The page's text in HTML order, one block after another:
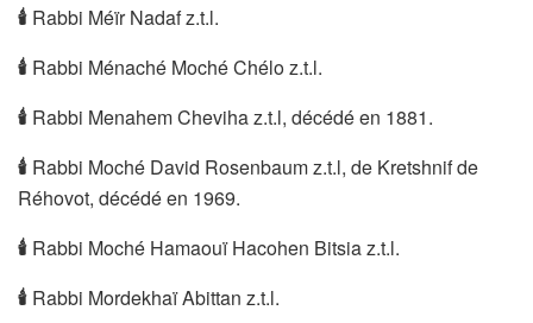
🕯 Rabbi Méïr Nadaf z.t.l.
🕯 Rabbi Ménaché Moché Chélo z.t.l.
🕯 Rabbi Menahem Cheviha z.t.l, décédé en 1881.
🕯 Rabbi Moché David Rosenbaum z.t.l, de Kretshnif de
Réhovot, décédé en 1969.
🕯 Rabbi Moché Hamaouï Hacohen Bitsia z.t.l.
🕯 Rabbi Mordekhaï Abittan z.t.l.